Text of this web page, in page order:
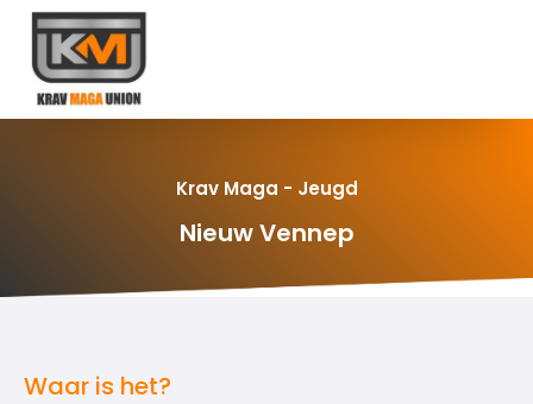
Krav Maga - Jeugd
Nieuw Vennep
Waar is het?